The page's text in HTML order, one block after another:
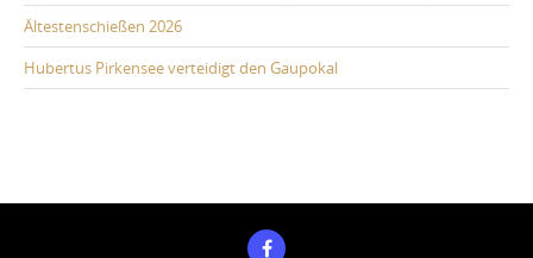
Ältestenschießen 2026
Hubertus Pirkensee verteidigt den Gaupokal